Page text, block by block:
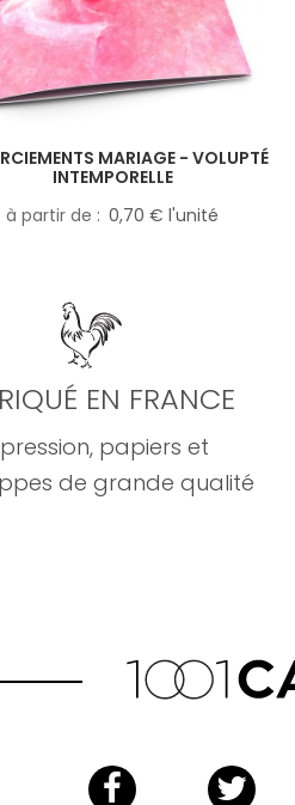
MARIAGE - VOLUPTÉ
INTEMPORELLE
à partir de
0,70 € l'unité
EN FRANCE
papiers et
de grande qualité